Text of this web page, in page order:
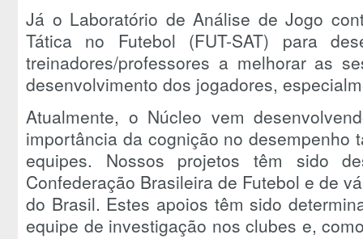
Já o Laboratório de Análise de Jogo
Tática no Futebol (FUT-SAT) para
treinadores/professores a melhorar as
desenvolvimento dos jogadores,
Atualmente, o Núcleo vem
importância da cognição no desempenho
equipes. Nossos projetos têm sido
Confederação Brasileira de Futebol e de
do Brasil. Estes apoios têm sido
equipe de investigação nos clubes e,